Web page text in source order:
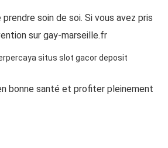
soin de soi. Si vous avez pris
sur gay-marseille.fr
situs slot gacor deposit
bonne santé et profiter pleinement